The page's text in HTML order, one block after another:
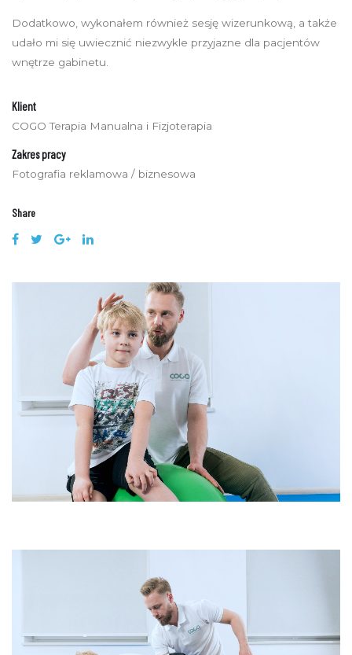
Dodatkowo, wykonałem również sesję wizerunkową, a także
udało mi się uwiecznić niezwykle przyjazne dla pacjentów
wnętrze gabinetu.
Klient
COGO Terapia Manualna i Fizjoterapia
Zakres pracy
Fotografia reklamowa / biznesowa
Share